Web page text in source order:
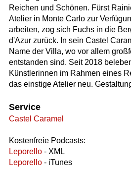
Reichen und Schönen. Fürst
Atelier in Monte Carlo zur
arbeiten, zog sich Fuchs in die
d'Azur zurück. In sein Castel
Name der Villa, wo vor allem
entstanden sind. Seit 2018
Künstlerinnen im Rahmen eines
das einstige Atelier neu.
Service
Castel Caramel
Kostenfreie Podcasts:
Leporello- XML
Leporello- iTunes